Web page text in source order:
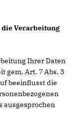
Verarbeitung
Ihrer Daten
gem. Art. 7 Abs. 3
beeinflusst die
ausgesprochen